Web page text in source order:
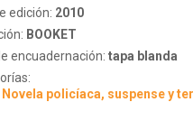
edición: 2010
BOOKET
encuadernación: tapa blanda
Novela policíaca, suspense y